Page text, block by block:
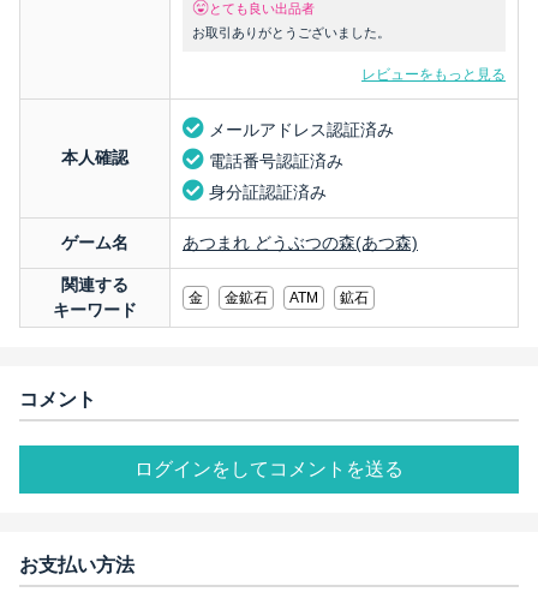
とても良い出品者
お取引ありがとうございました。
レビューをもっと見る
本人確認
メールアドレス認証済み
電話番号認証済み
身分証認証済み
ゲーム名 あつまれ どうぶつの森(あつ森)
関連する
キーワード
金 金鉱石 ATM 鉱石
コメント
ログインをしてコメントを送る
お支払い方法